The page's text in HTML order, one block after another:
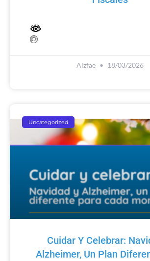
Alzfae 18/03/2026
Uncategorized
Cuidar Y Celebrar:
Alzheimer, Un Plan